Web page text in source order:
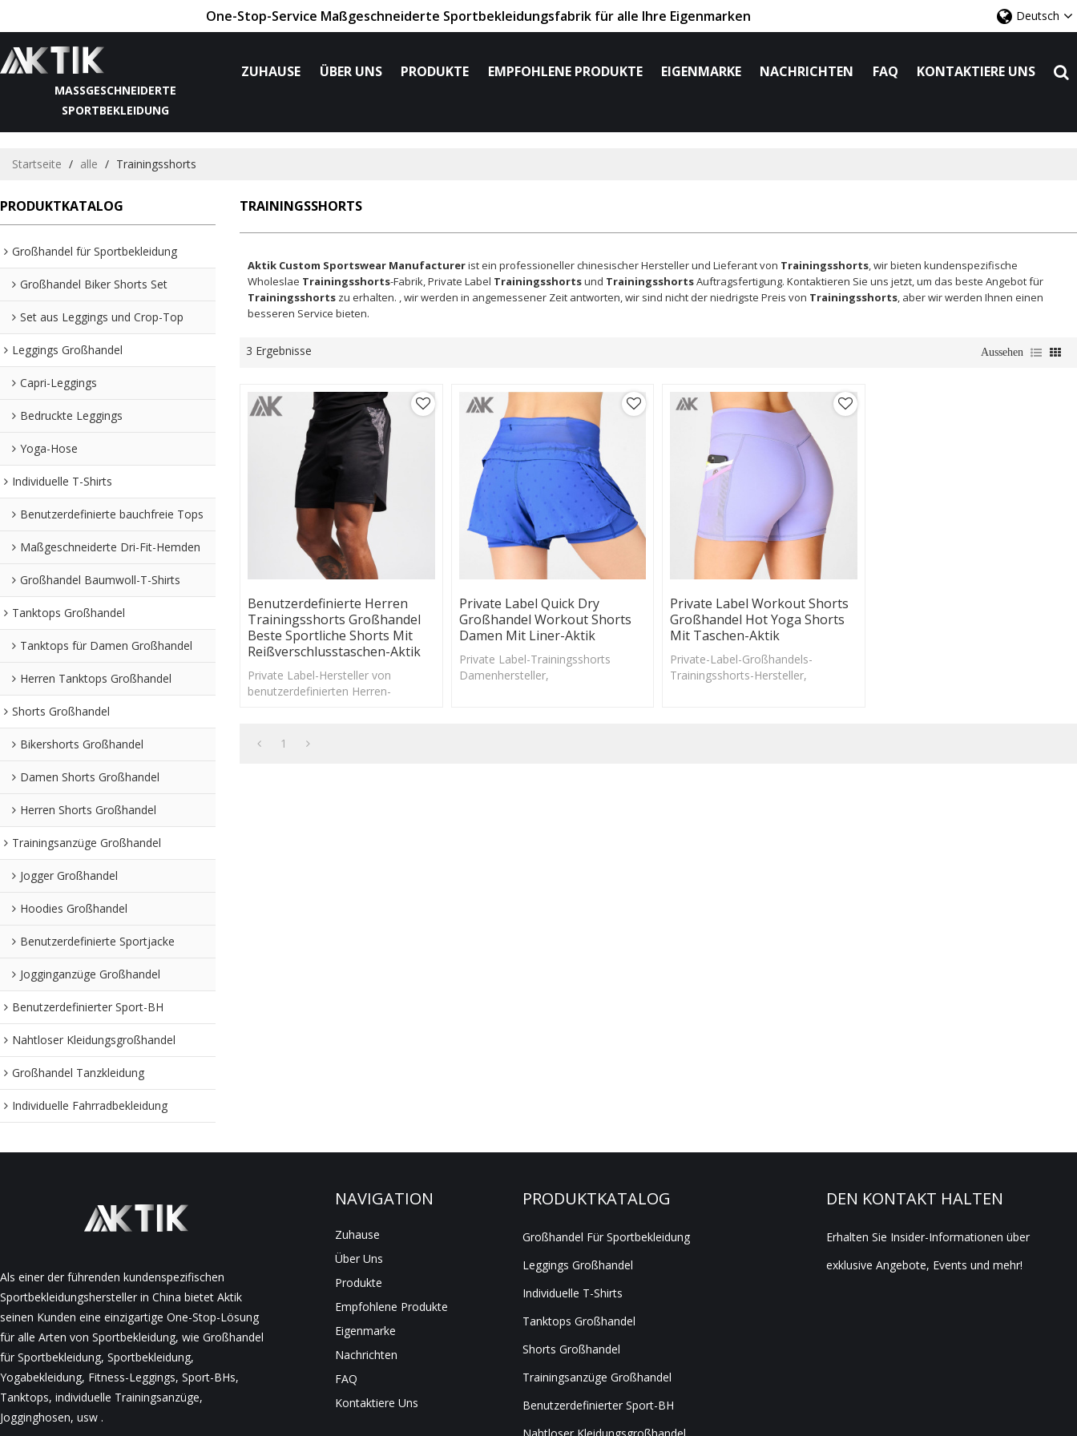
One-Stop-Service Maßgeschneiderte Sportbekleidungsfabrik für alle Ihre Eigenmarken Deutsch
MASSGESCHNEIDERTE S
PORTBEKLEIDUNG
ZUHAUSE ÜBER UNS PRODUKTE EMPFOHLENE PRODUKTE EIGENMARKE NACHRICHTEN FAQ KONTAKTIERE UNS
Startseite / alle / Trainingsshorts
PRODUKTKATALOG
Großhandel für Sportbekleidung
Großhandel Biker Shorts Set
Set aus Leggings und Crop-Top
Leggings Großhandel
Capri-Leggings
Bedruckte Leggings
Yoga-Hose
Individuelle T-Shirts
Benutzerdefinierte bauchfreie Tops
Maßgeschneiderte Dri-Fit-Hemden
Großhandel Baumwoll-T-Shirts
Tanktops Großhandel
Tanktops für Damen Großhandel
Herren Tanktops Großhandel
Shorts Großhandel
Bikershorts Großhandel
Damen Shorts Großhandel
Herren Shorts Großhandel
Trainingsanzüge Großhandel
Jogger Großhandel
Hoodies Großhandel
Benutzerdefinierte Sportjacke
Jogginganzüge Großhandel
Benutzerdefinierter Sport-BH
Nahtloser Kleidungsgroßhandel
Großhandel Tanzkleidung
Individuelle Fahrradbekleidung
TRAININGSSHORTS
Aktik Custom Sportswear Manufacturerist ein professioneller chinesischer Hersteller und Lieferant von Trainingsshorts, wir bieten kundenspezifische
Wholeslae Trainingsshorts-Fabrik, Private Label Trainingsshortsund TrainingsshortsAuftragsfertigung. Kontaktieren Sie uns jetzt, um das beste Angebot für
Trainingsshortszu erhalten. , wir werden in angemessener Zeit antworten, wir sind nicht der niedrigste Preis von Trainingsshorts, aber wir werden Ihnen einen
besseren Service bieten.
3 Ergebnisse Aussehen
Benutzerdefinierte Herren
Trainingsshorts Großhandel
Beste Sportliche Shorts Mit
Reißverschlusstaschen-Aktik
Private Label-Hersteller von
benutzerdefinierten Herren-
Reißve
Private Label Quick Dry
Großhandel Workout Shorts
Damen Mit Liner-Aktik
Private Label-Trainingsshorts
Damenhersteller,
Private Label Workout Shorts
Großhandel Hot Yoga Shorts
Mit Taschen-Aktik
Private-Label-Großhandels-
Trainingsshorts-Hersteller,
1
Als einer der führenden kundenspezifischen
Sportbekleidungshersteller in China bietet Aktik
seinen Kunden eine einzigartige One-Stop-Lösung
für alle Arten von Sportbekleidung, wie Großhandel
für Sportbekleidung, Sportbekleidung,
Yogabekleidung, Fitness-Leggings, Sport-BHs,
Tanktops, individuelle Trainingsanzüge,
Jogginghosen, usw .
NAVIGATION
Zuhause
Über Uns
Produkte
Empfohlene Produkte
Eigenmarke
Nachrichten
FAQ
Kontaktiere Uns
PRODUKTKATALOG
Großhandel Für Sportbekleidung
Leggings Großhandel
Individuelle T-Shirts
Tanktops Großhandel
Shorts Großhandel
Trainingsanzüge Großhandel
Benutzerdefinierter Sport-BH
DEN KONTAKT HALTEN
Erhalten Sie Insider-Informationen über
exklusive Angebote, Events und mehr!